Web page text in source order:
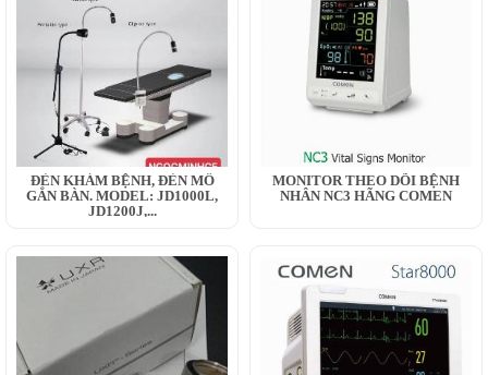
ĐÈN KHÁM BỆNH, ĐÈN MỔ
GẮN BÀN. MODEL: JD1000L,
JD1200J,...
MONITOR THEO DÕI BỆNH
NHÂN NC3 HÃNG COMEN